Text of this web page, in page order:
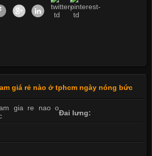
giá rẻ nào ở tphcm ngày nóng bức
Đai lưng: